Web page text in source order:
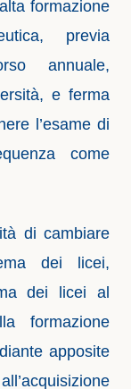
formazione
previa
annuale,
e ferma
l’esame di
come
di cambiare
dei licei,
dei licei al
formazione
apposite